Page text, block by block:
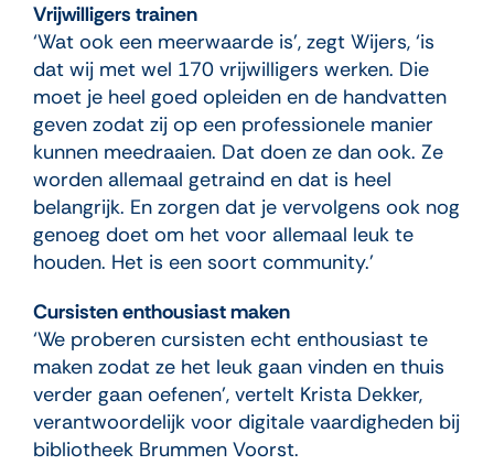
Vrijwilligers trainen
‘Wat ook een meerwaarde is’, zegt Wijers, ‘is
dat wij met wel 170 vrijwilligers werken. Die
moet je heel goed opleiden en de handvatten
geven zodat zij op een professionele manier
kunnen meedraaien. Dat doen ze dan ook. Ze
worden allemaal getraind en dat is heel
belangrijk. En zorgen dat je vervolgens ook nog
genoeg doet om het voor allemaal leuk te
houden. Het is een soort community.’
Cursisten enthousiast maken
‘We proberen cursisten echt enthousiast te
maken zodat ze het leuk gaan vinden en thuis
verder gaan oefenen’, vertelt Krista Dekker,
verantwoordelijk voor digitale vaardigheden bij
bibliotheek Brummen Voorst.